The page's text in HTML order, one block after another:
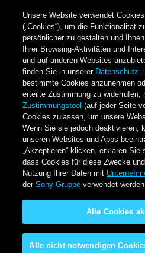
Unsere Website verwendet
(„Cookies“), um die Funktionalität
persönlicher zu gestalten und
Ihrer Browsing-Aktivitäten und
und auf anderen Websites
finden Sie in unserer Datenschutz-
bestimmte Cookies anzunehmen
erteilte Zustimmung zu
Zustimmungstool (auf jeder Seite
Cookies zulassen, um unsere
Wenn Sie sie jedoch deaktivieren,
unseren Websites und Apps
„Akzeptieren“ klicken, erklären
dass Cookies für diese Zwecke
Nutzung Ihrer Daten mit
derSony Gruppe verwendet
Alle nicht notwendigen
Alle Cookies